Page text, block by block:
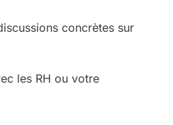
concrètes sur
les RH ou votre